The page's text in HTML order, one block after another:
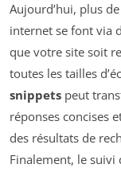
Aujourd’hui, plus de
internet se font via
que votre site soit
toutes les tailles
snippets peut
réponses concises
des résultats de
Finalement, le suivi